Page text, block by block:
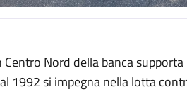
a UniCredit
Nord della banca supporta
1992 si impegna nella lotta